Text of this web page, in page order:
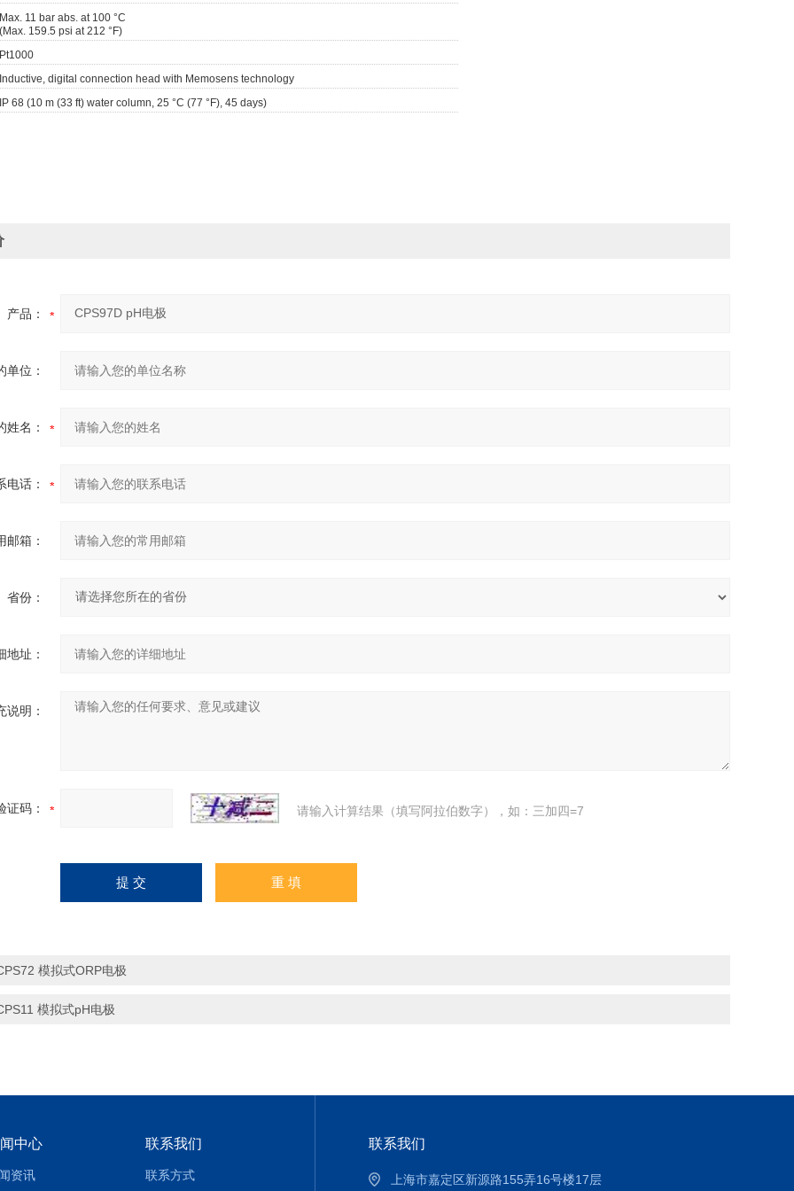
Max. 11 bar abs. at 100 °C
(Max. 159.5 psi at 212 °F)
Pt1000
Inductive, digital connection head with Memosens technology
IP 68 (10 m (33 ft) water column, 25 °C (77 °F), 45 days)
产品：
单位：
姓名：
电话：
邮箱：
省份：
地址：
说明：
证码： 请输入计算结果（填写阿拉伯数字），如：三加四=7
模拟式ORP电极
模拟式pH电极
中心
资讯
联系我们
联系方式
联系我们
上海市嘉定区新源路155弄16号楼17层